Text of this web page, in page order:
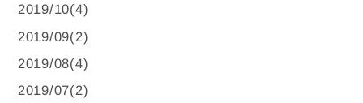
2019/10(4)
2019/09(2)
2019/08(4)
2019/07(2)